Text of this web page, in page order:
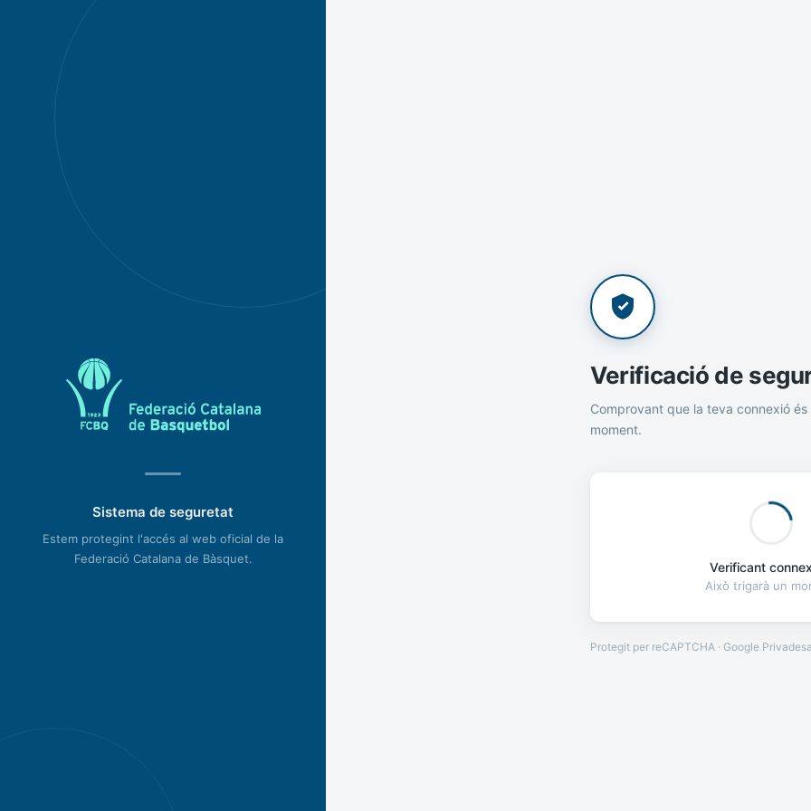
Sistema de seguretat
Estem protegint l'accés al web oficial de la
Federació Catalana de Bàsquet.
Verificació de
Comprovant que la teva connexió és
moment.
Verificant
Això trigarà un
Protegit per reCAPTCHA · Google Privadesa